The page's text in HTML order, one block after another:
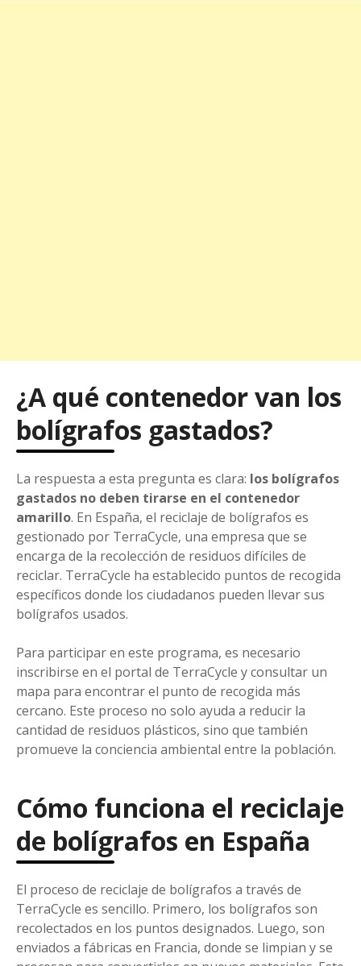
¿A qué contenedor van los
bolígrafos gastados?
La respuesta a esta pregunta es clara: los bolígrafos
gastados no deben tirarse en el contenedor
amarillo. En España, el reciclaje de bolígrafos es
gestionado por TerraCycle, una empresa que se
encarga de la recolección de residuos difíciles de
reciclar. TerraCycle ha establecido puntos de recogida
específicos donde los ciudadanos pueden llevar sus
bolígrafos usados.
Para participar en este programa, es necesario
inscribirse en el portal de TerraCycle y consultar un
mapa para encontrar el punto de recogida más
cercano. Este proceso no solo ayuda a reducir la
cantidad de residuos plásticos, sino que también
promueve la conciencia ambiental entre la población.
Cómo funciona el reciclaje
de bolígrafos en España
El proceso de reciclaje de bolígrafos a través de
TerraCycle es sencillo. Primero, los bolígrafos son
recolectados en los puntos designados. Luego, son
enviados a fábricas en Francia, donde se limpian y se